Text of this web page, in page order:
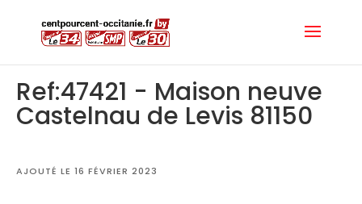
Ref:47421 - Maison neuve
Castelnau de Levis 81150
AJOUTÉ LE 16 FÉVRIER 2023